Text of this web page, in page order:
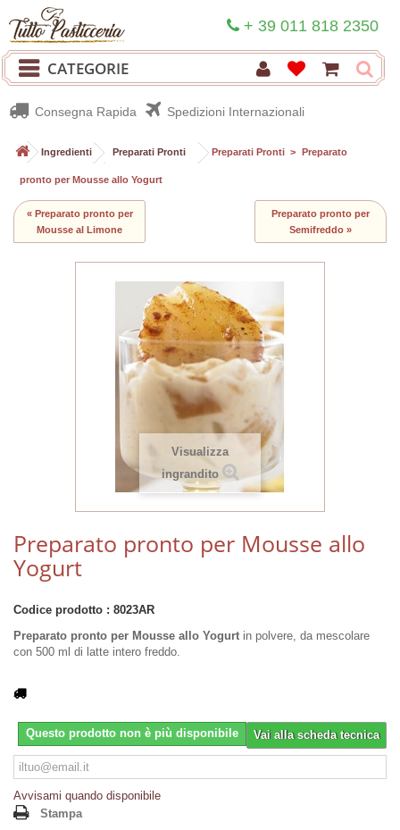
+ 39 011 818 2350
CATEGORIE
Consegna Rapida Spedizioni Internazionali
> Ingredienti >Preparati Pronti > Preparati Pronti > Preparato
pronto per Mousse allo Yogurt
« Preparato pronto per
Mousse al Limone
Preparato pronto per
Semifreddo »
Visualizza
ingrandito
Preparato pronto per Mousse allo
Yogurt
Codice prodotto : 8023AR
Preparato pronto per Mousse allo Yogurt in polvere, da mescolare
con 500 ml di latte intero freddo.
Vai alla scheda tecnica
Questo prodotto non è più disponibile
Avvisami quando disponibile
Stampa